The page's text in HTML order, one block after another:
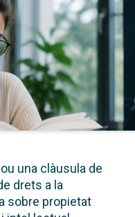
una clàusula de
drets a la
sobre propietat